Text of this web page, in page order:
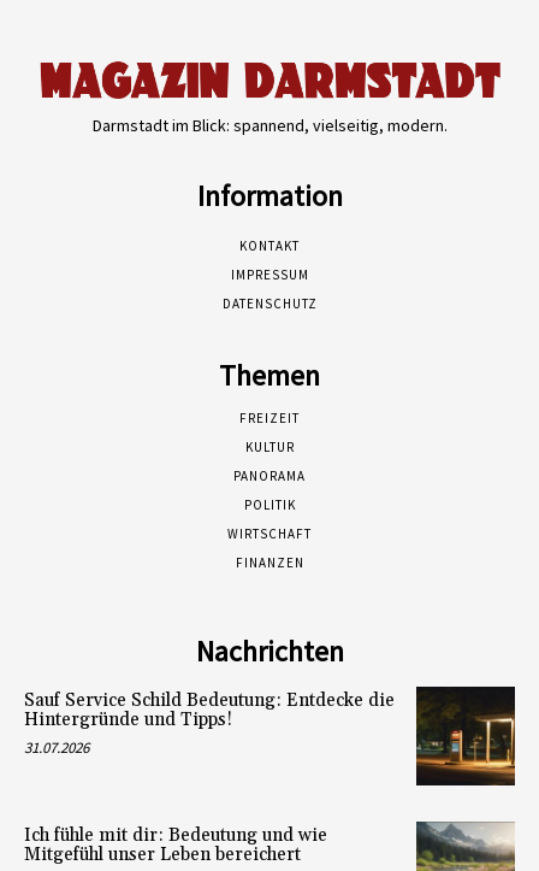
Darmstadt im Blick: spannend, vielseitig, modern.
Information
KONTAKT
IMPRESSUM
DATENSCHUTZ
Themen
FREIZEIT
KULTUR
PANORAMA
POLITIK
WIRTSCHAFT
FINANZEN
Nachrichten
Sauf Service Schild Bedeutung: Entdecke die
Hintergründe und Tipps!
31.07.2026
Ich fühle mit dir: Bedeutung und wie
Mitgefühl unser Leben bereichert